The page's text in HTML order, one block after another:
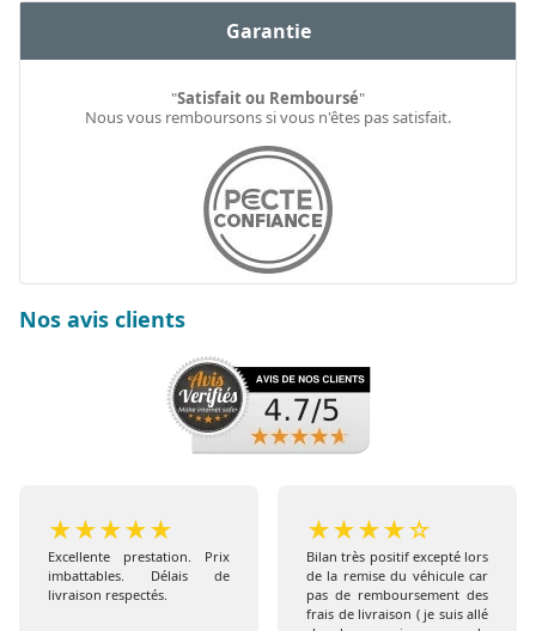
Garantie
"Satisfait ou Remboursé"
Nous vous remboursons si vous n'êtes pas satisfait.
Nos avis clients
★★★★★
Excellente prestation. Prix
imbattables. Délais de
livraison respectés.
★★★★☆
Bilan très positif excepté lors
de la remise du véhicule car
pas de remboursement des
frais de livraison ( je suis allé